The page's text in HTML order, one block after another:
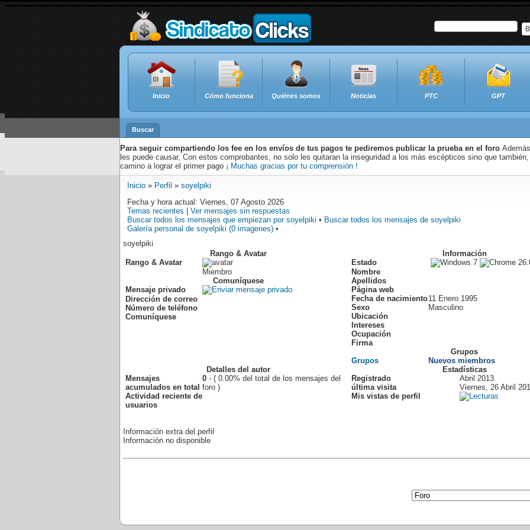
Inicio Cómo funciona Quiénes somos Noticias PTC GPT
Buscar
Para seguir compartiendo los fee en los envíos de tus pagos te pediremos publicar la prueba en el foro
les puede causar, Con estos comprobantes, no solo les quitaran la inseguridad a los más escépticos sino que
camino a lograr el primer pago ¡ Muchas gracias por tu comprensión !
Inicio » Perfil » soyelpiki
Fecha y hora actual: Viernes, 07 Agosto 2026
Temas recientes
Ver mensajes sin respuestas
Buscar todos los mensajes que empiezan por soyelpiki • Buscar todos los mensajes de soyelpiki
Galería personal de soyelpiki (0 imagenes) •
soyelpiki
Rango & Avatar
Rango & Avatar
Miembro
Comuníquese
Mensaje privado
Dirección de correo
Número de teléfono
Comuníquese
Información
Estado
Nombre
Apellidos
Página web
Fecha de nacimiento11 Enero 1995
Sexo
Masculino
Ubicación
Intereses
Ocupación
Firma
Grupos
Grupos
Nuevos miembros
Detalles del autor
Mensajes
acumulados en total
0 - ( 0.00% del total de los mensajes del
foro )
Actividad reciente de
usuarios
Estadísticas
Registrado
Abril 2013
última visita
Viernes, 26 Abril
Mis vistas de perfil
Información extra del perfil
Información no disponible